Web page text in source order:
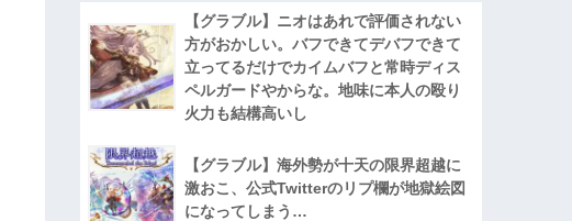
【グラブル】ニオはあれで評価されない
方がおかしい。バフできてデバフできて
立ってるだけでカイムバフと常時ディス
ペルガードやからな。地味に本人の殴り
火力も結構高いし
【グラブル】海外勢が十天の限界超越に
激おこ、公式Twitterのリプ欄が地獄絵図
になってしまう…